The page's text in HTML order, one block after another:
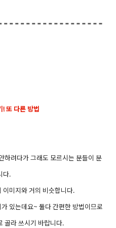
또 다른 방법
하려다가 그래도 모르시는 분들이 분
다.
이미지와 거의 비슷합니다.
있는데요~ 둘다 간편한 방법이므로
골라 쓰시기 바랍니다.